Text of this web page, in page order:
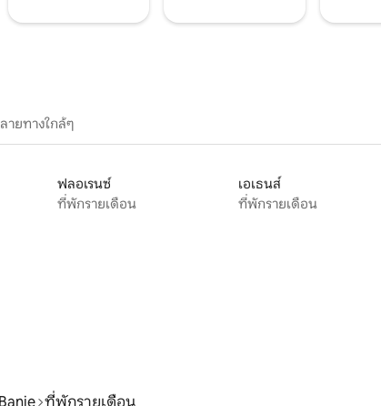
ยทางใกล้ๆ
ฟลอเรนซ์
ที่พักรายเดือน
เอเธนส์
ที่พักรายเดือน